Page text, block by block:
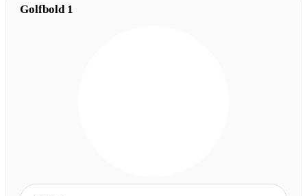
Golfbold 1